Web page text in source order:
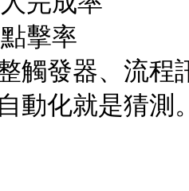
觸發器、流程
動化就是猜測